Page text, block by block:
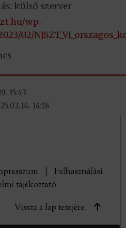
külső szerver
wp-
02/
15:43
14:18
Felhasználási
tájékoztató
Vissza a lap tetejére